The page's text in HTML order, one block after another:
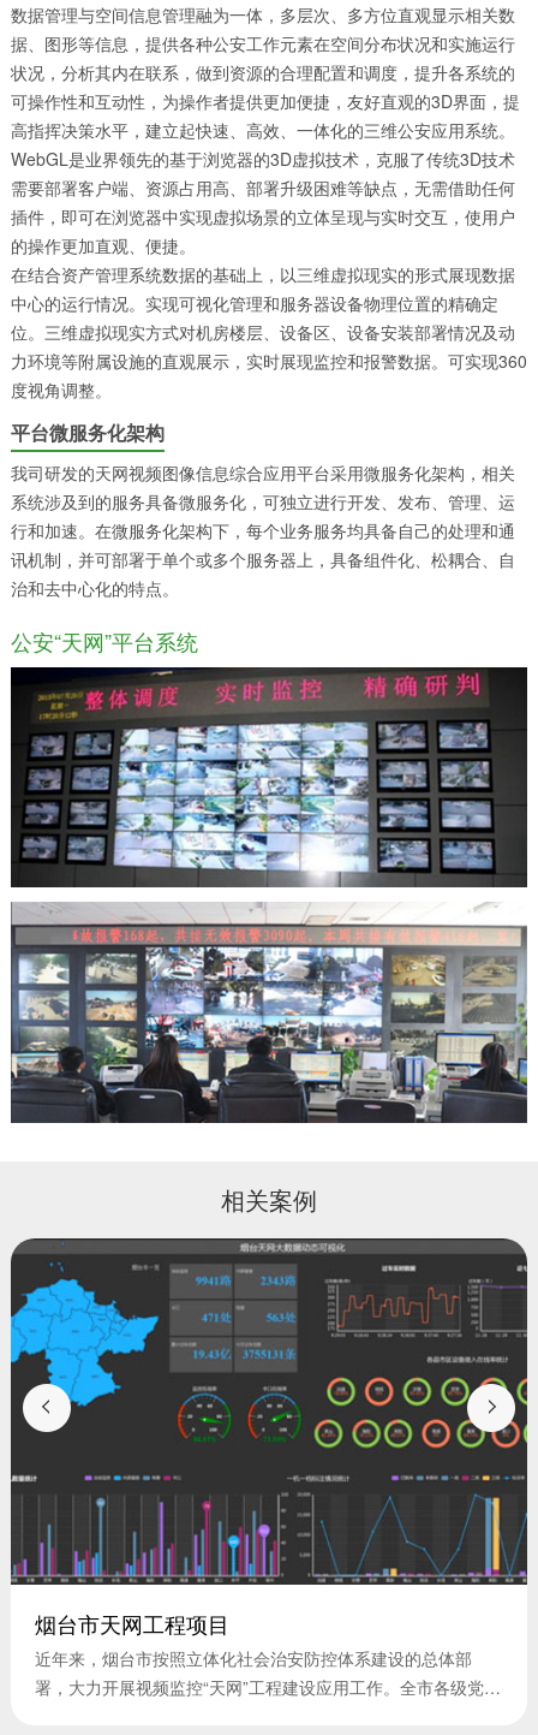
数据管理与空间信息管理融为一体，多层次、多方位直观显示相关数
据、图形等信息，提供各种公安工作元素在空间分布状况和实施运行
状况，分析其内在联系，做到资源的合理配置和调度，提升各系统的
可操作性和互动性，为操作者提供更加便捷，友好直观的3D界面，提
高指挥决策水平，建立起快速、高效、一体化的三维公安应用系统。
WebGL是业界领先的基于浏览器的3D虚拟技术，克服了传统3D技术
需要部署客户端、资源占用高、部署升级困难等缺点，无需借助任何
插件，即可在浏览器中实现虚拟场景的立体呈现与实时交互，使用户
的操作更加直观、便捷。
在结合资产管理系统数据的基础上，以三维虚拟现实的形式展现数据
中心的运行情况。实现可视化管理和服务器设备物理位置的精确定
位。三维虚拟现实方式对机房楼层、设备区、设备安装部署情况及动
力环境等附属设施的直观展示，实时展现监控和报警数据。可实现360
度视角调整。
平台微服务化架构
我司研发的天网视频图像信息综合应用平台采用微服务化架构，相关
系统涉及到的服务具备微服务化，可独立进行开发、发布、管理、运
行和加速。在微服务化架构下，每个业务服务均具备自己的处理和通
讯机制，并可部署于单个或多个服务器上，具备组件化、松耦合、自
治和去中心化的特点。
公安“天网”平台系统
相关案例
烟台市天网工程项目
近年来，烟台市按照立体化社会治安防控体系建设的总体部
署，大力开展视频监控“天网”工程建设应用工作。全市各级党